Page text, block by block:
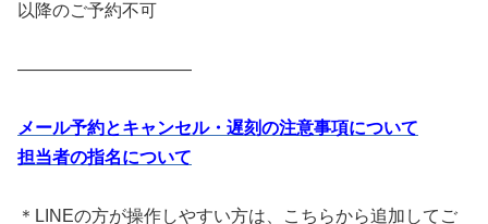
以降のご予約不可
――――――――――
メール予約とキャンセル・遅刻の注意事項について
担当者の指名について
＊LINEの方が操作しやすい方は、こちらから追加してご